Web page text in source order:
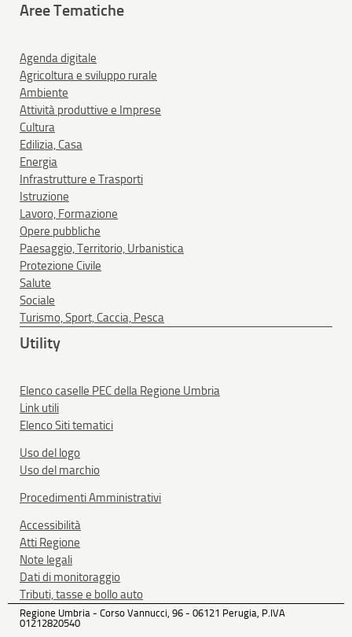
Aree Tematiche
Agenda digitale
Agricoltura e sviluppo rurale
Ambiente
Attività produttive e Imprese
Cultura
Edilizia, Casa
Energia
Infrastrutture e Trasporti
Istruzione
Lavoro, Formazione
Opere pubbliche
Paesaggio, Territorio, Urbanistica
Protezione Civile
Salute
Sociale
Turismo, Sport, Caccia, Pesca
Utility
Elenco caselle PEC della Regione Umbria
Link utili
Elenco Siti tematici
Uso del logo
Uso del marchio
Procedimenti Amministrativi
Accessibilità
Atti Regione
Note legali
Dati di monitoraggio
Tributi, tasse e bollo auto
Regione Umbria - Corso Vannucci, 96 - 06121 Perugia, P.IVA
01212820540